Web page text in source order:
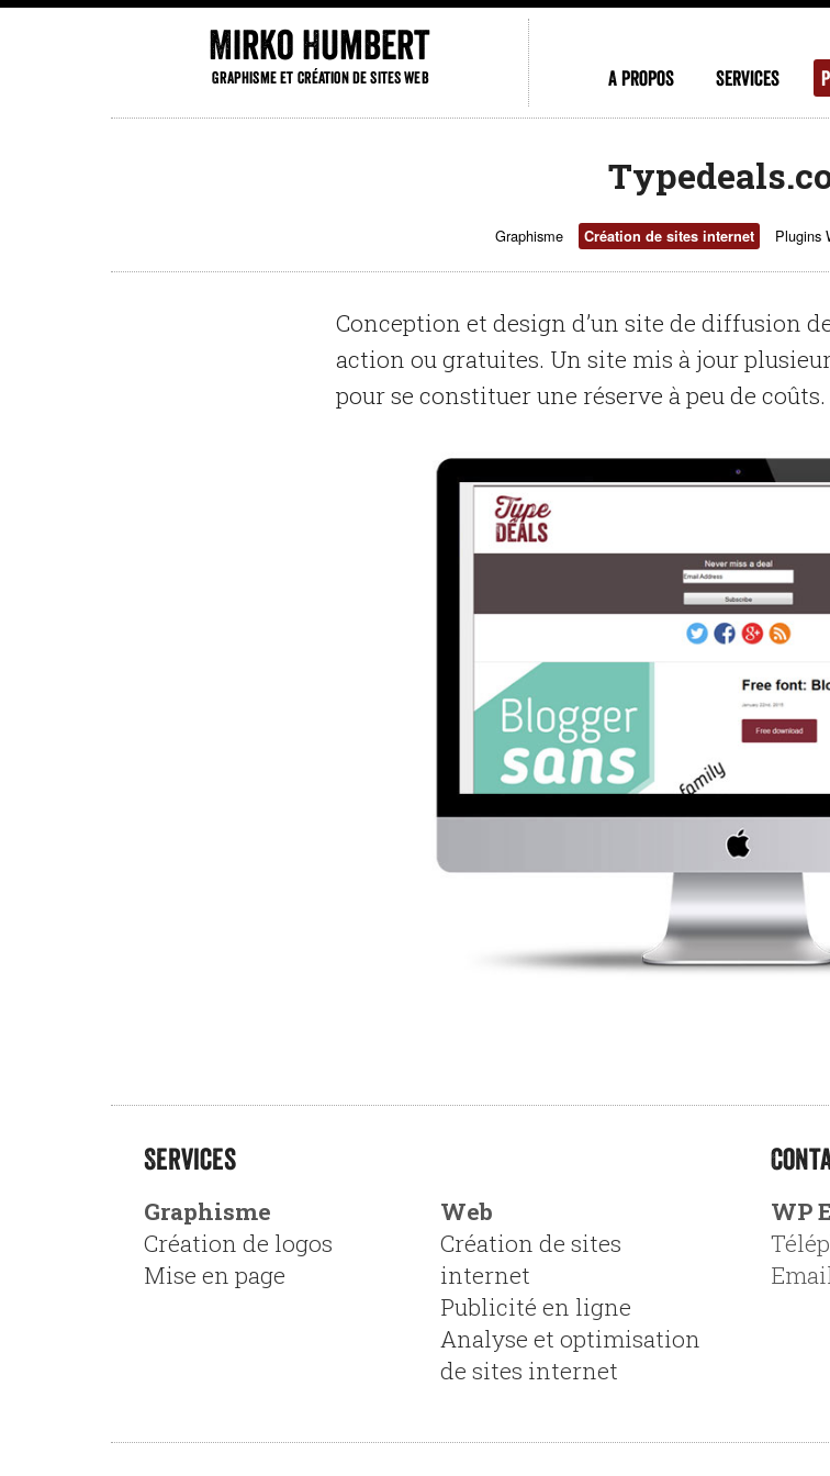
Mirko Humbert
Graphisme et création de sites web A propos Services
Graphisme Création de sites internet Plugins
Conception et design d’un site de diffusion
action ou gratuites. Un site mis à jour
pour se constituer une réserve à peu de
Services
Graphisme
Création de logos
Mise en page
Web
Création de sites
internet
Publicité en ligne
Analyse et optimisation
de sites internet
WP